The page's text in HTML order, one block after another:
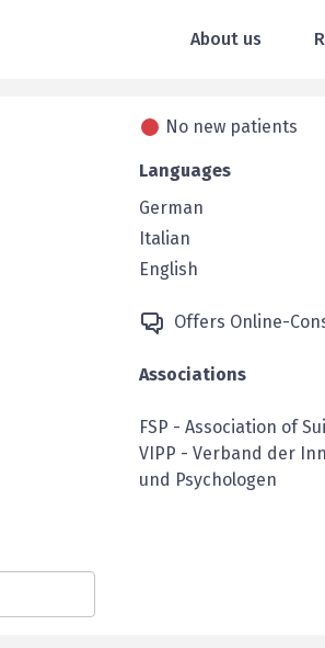
About us
No new patients
Languages
German
Italian
English
Offers Online-
Associations
FSP - Association of
VIPP - Verband der
und Psychologen